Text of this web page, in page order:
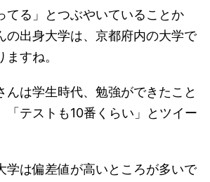
てる」とつぶやいていることか
の出身大学は、京都府内の大学で
すね。
んは学生時代、勉強ができたこと
「テストも10番くらい」とツイー
学は偏差値が高いところが多いで